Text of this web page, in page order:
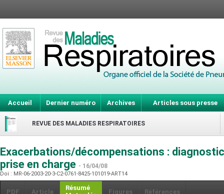
Accueil Dernier numéro Archives Articles sous presse
REVUE DES MALADIES RESPIRATOIRES
Exacerbations/décompensations :
prise en charge - 16/04/08
Doi : MR-06-2003-20-3-C2-0761-8425-101019-ART14
PDF Article
Résumé
Figures Références